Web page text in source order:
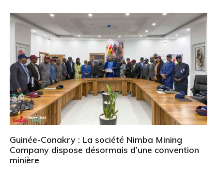
Guinée-Conakry : La société Nimba Mining
Company dispose désormais d’une convention
minière